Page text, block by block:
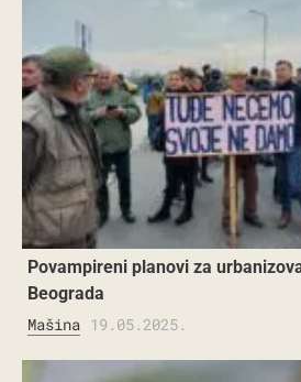
Povampireni planovi za
Beograda
Mašina 19.05.2025.